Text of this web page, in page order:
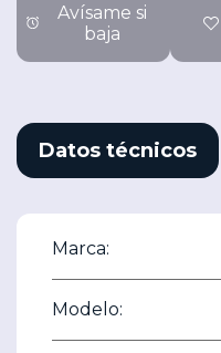
Avísame si
baja
Datos técnicos
Marca:
Modelo: